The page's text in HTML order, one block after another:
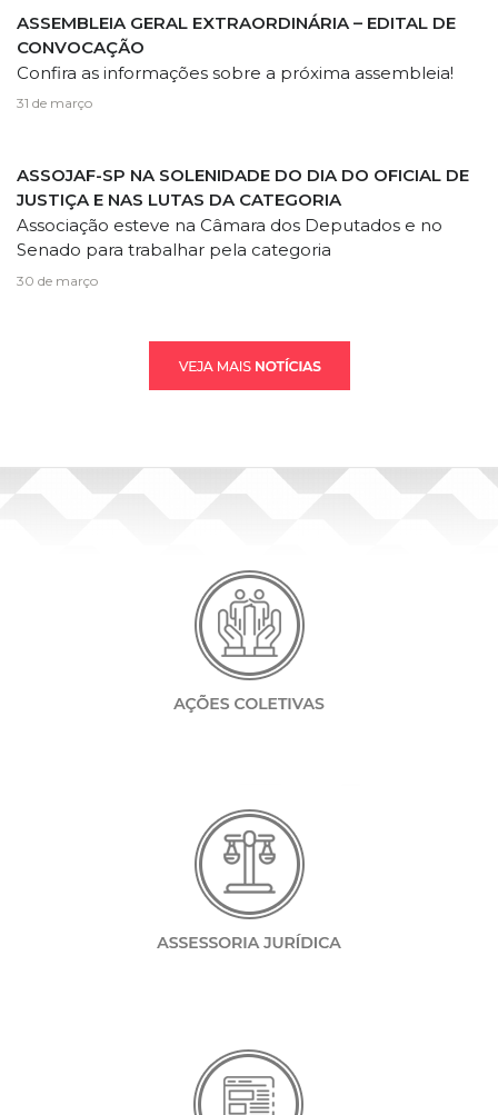
ASSEMBLEIA GERAL EXTRAORDINÁRIA – EDITAL DE
CONVOCAÇÃO
Confira as informações sobre a próxima assembleia!
31 de março
ASSOJAF-SP NA SOLENIDADE DO DIA DO OFICIAL DE
JUSTIÇA E NAS LUTAS DA CATEGORIA
Associação esteve na Câmara dos Deputados e no
Senado para trabalhar pela categoria
30 de março